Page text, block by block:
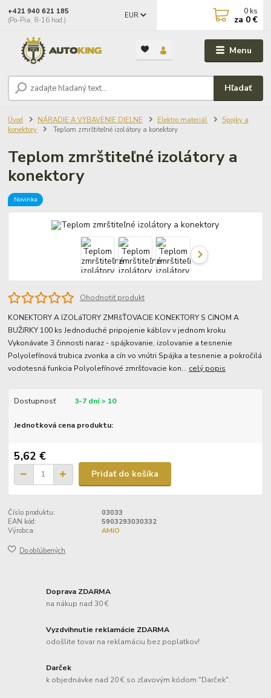
Menu
EUR
Hľadať
+421 940 621 185
(Po-Pia, 8-16 hod.)
0 ks
za 0 €
Úvod NÁRADIE A VYBAVENIE DIELNE Elektro materiál
Spojky a
konektory
Teplom zmrštiteľné izolátory a konektory
Teplom zmrštiteľné izolátory a
konektory
Novinka
Ohodnotiť produkt
KONEKTORY A IZOLáTORY ZMRšŤOVACIE KONEKTORY S CíNOM A
BUŽíRKY 100 ks Jednoduché pripojenie káblov v jednom kroku
Vykonávate 3 činnosti naraz - spájkovanie, izolovanie a tesnenie
Polyolefínová trubica zvonka a cín vo vnútri Spájka a tesnenie a pokročilá
vodotesná funkcia Polyolefínové zmršťovacie kon... celý popis
Dostupnosť 3-7 dní > 10
Jednotková cena produktu:
5,62 €
Pridať do košíka
Číslo produktu:
03033
EAN kód:
5903293030332
Výrobca:
AMiO
Do obľúbených
Doprava ZDARMA
na nákup nad 30 €
Vyzdvihnutie reklamácie ZDARMA
odošlite tovar na reklamáciu bez poplatkov!
Darček
k objednávke nad 20 € so zľavovým kódom "Darček".